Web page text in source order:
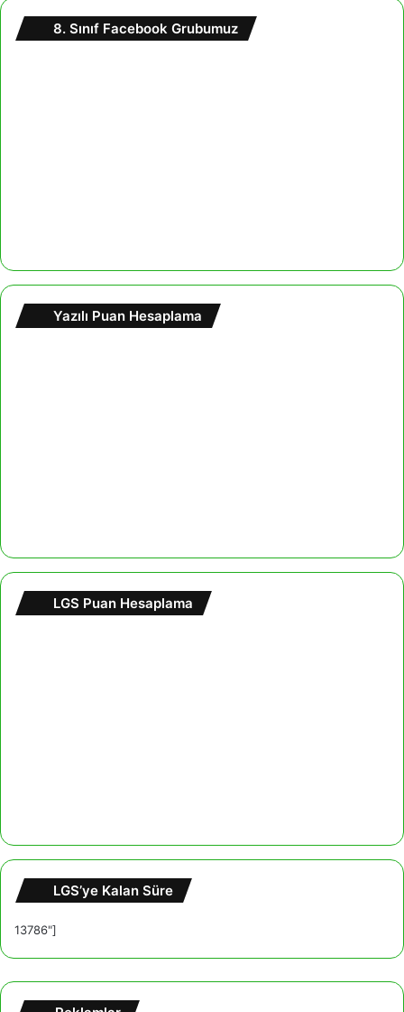
8. Sınıf Facebook Grubumuz
Yazılı Puan Hesaplama
LGS Puan Hesaplama
LGS’ye Kalan Süre
13786"]